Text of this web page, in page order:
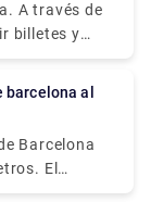
extrañas y
Familia y
A través de
billetes y
compre
así como
la red de
y recoger
Barcelona
El